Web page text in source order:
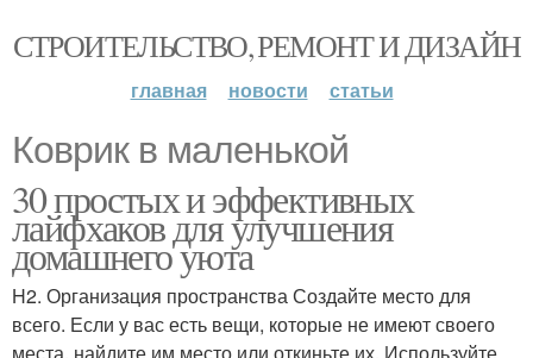
СТРОИТЕЛЬСТВО, РЕМОНТ И ДИЗАЙН
главная новости статьи
Коврик в маленькой
30 простых и эффективных
лайфхаков для улучшения
домашнего уюта
H2. Организация пространства Создайте место для
всего. Если у вас есть вещи, которые не имеют своего